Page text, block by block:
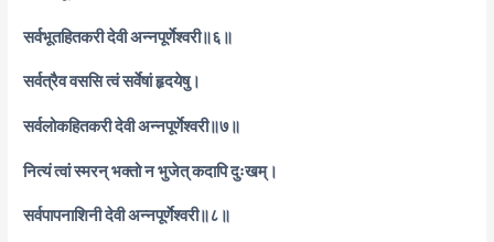
सर्वभूतहितकरी देवी अन्नपूर्णेश्वरी॥६॥
सर्वत्रैव वससि त्वं सर्वेषां हृदयेषु।
सर्वलोकहितकरी देवी अन्नपूर्णेश्वरी॥७॥
नित्यं त्वां स्मरन् भक्तो न भुजेत् कदापि दुःखम्।
सर्वपापनाशिनी देवी अन्नपूर्णेश्वरी॥८॥